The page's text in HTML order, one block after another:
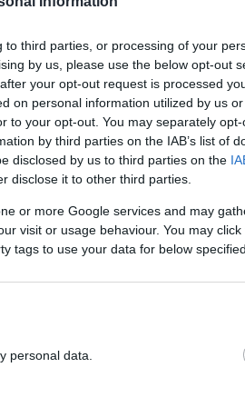
third parties, or processing of your
by us, please use the below opt-out
your opt-out request is processed
on personal information utilized by us
to your opt-out. You may separately
by third parties on the IAB’s list of
disclosed by us to third parties on the
disclose it to other third parties.
or more Google services and may
visit or usage behaviour. You may
tags to use your data for below
personal data.
δέντρου λόγω μποφόρ
Έσπασαν στύλοι του
– Ταλαιπωρία
την Τετάρτη - Έκτακτα
στελέχη και
την Τετάρτη 9 Ιουλίου -